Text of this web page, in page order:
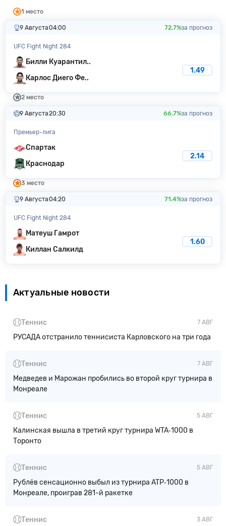
1 место
9 Августа04:00 72.7%за прогноз
UFC Fight Night 284
Билли Куарантил..
Карлос Диего Фе..
1.49
2 место
9 Августа20:30 66.7%за прогноз
Премьер-лига
Спартак
Краснодар
2.14
3 место
9 Августа04:20 71.4%за прогноз
UFC Fight Night 284
Матеуш Гамрот
Киллан Салкилд
1.60
Актуальные новости
7 АВГ
Теннис
РУСАДА отстранило теннисиста Карловского на три года
7 АВГ
Теннис
Медведев и Марожан пробились во второй круг турнира в
Монреале
5 АВГ
Теннис
Калинская вышла в третий круг турнира WTA‑1000 в
Торонто
5 АВГ
Теннис
Рублёв сенсационно выбыл из турнира ATP‑1000 в
Монреале, проиграв 281-й ракетке
3 АВГ
Теннис